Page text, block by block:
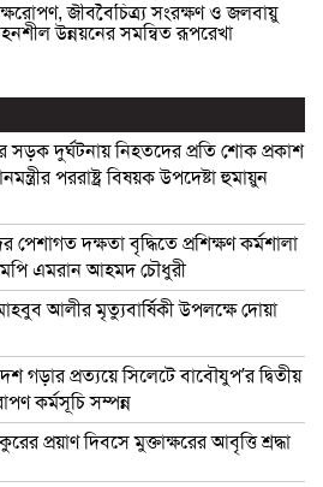
জীববৈচিত্র্য সংরক্ষণ ও জলবায়ু
উন্নয়নের সমন্বিত রূপরেখা
সড়ক দুর্ঘটনায় নিহতদের প্রতি শোক প্রকাশ
পররাষ্ট্র বিষয়ক উপদেষ্টা হুমায়ুন
দক্ষতা বৃদ্ধিতে প্রশিক্ষণ কর্মশালা
এমরান আহমদ চৌধুরী
আলীর মৃত্যুবার্ষিকী উপলক্ষে দোয়া
গড়ার প্রত্যয়ে সিলেটে বাবৌযুপ’র দ্বিতীয়
কর্মসূচি সম্পন্ন
প্রয়াণ দিবসে মুক্তাক্ষরের আবৃত্তি শ্রদ্ধা